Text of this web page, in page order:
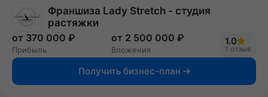
Франшиза Lady Stretch - студия
растяжки
от 370 000 ₽
Прибыль
от 2 500 000 ₽
Вложения
1.0
1 отзыв
Получить бизнес-план